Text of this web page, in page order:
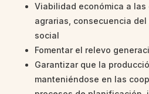
Viabilidad económica a las
agrarias, consecuencia
social
Fomentar el relevo
Garantizar que la
manteniéndose en las